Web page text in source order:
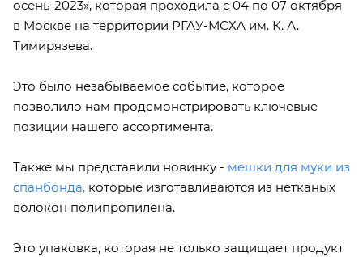
осень-2023», которая проходила с 04 по 07 октября
в Москве на территории РГАУ-МСХА им. К. А.
Тимирязева.
Это было незабываемое событие, которое
позволило нам продемонстрировать ключевые
позиции нашего ассортимента.
Также мы представили новинку - мешки для муки из
спанбонда, которые изготавливаются из нетканых
волокон полипропилена.
Это упаковка, которая не только защищает продукт